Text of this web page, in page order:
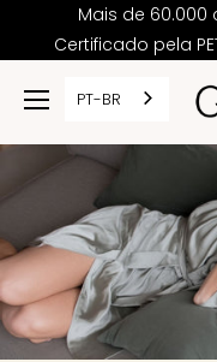
Mais de 60.000
Certificado pela
PT-BR